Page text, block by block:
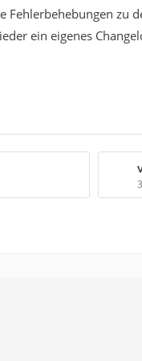
Fehlerbehebungen zu
ein eigenes